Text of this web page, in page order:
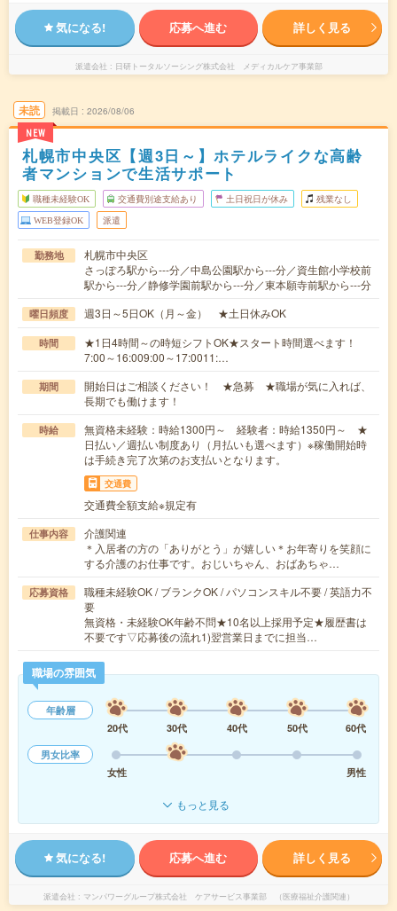
気になる! 応募へ進む 詳しく見る
派遣会社 日研トータルソーシング株式会社 メディカルケア事業部
未読
NEW
掲載日 2026/08/06
札幌市中央区【週3日～】ホテルライクな高齢
者マンションで生活サポート
職種未経験OK 交通費別途支給あり 土日祝日が休み 残業なし
WEB登録OK 派遣
勤務地
札幌市中央区
さっぽろ駅から---分／中島公園駅から---分／資生館小学校前
駅から---分／静修学園前駅から---分／東本願寺前駅から---分
曜日頻度 週3日～5日OK（月～金） ★土日休みOK
時間
★1日4時間～の時短シフトOK★スタート時間選べます！
7:00～16:009:00～17:0011:…
期間
開始日はご相談ください！ ★急募 ★職場が気に入れば、
長期でも働けます！
時給
無資格未経験：時給1300円～ 経験者：時給1350円～ ★
日払い／週払い制度あり（月払いも選べます）※稼働開始時
は手続き完了次第のお支払いとなります。
交通費
交通費全額支給※規定有
仕事内容
介護関連
＊入居者の方の「ありがとう」が嬉しい＊お年寄りを笑顔に
する介護のお仕事です。おじいちゃん、おばあちゃ…
応募資格
職種未経験OK / ブランクOK / パソコンスキル不要 / 英語力不
要
無資格・未経験OK年齢不問★10名以上採用予定★履歴書は
不要です▽応募後の流れ1)翌営業日までに担当…
職場の雰囲気
年齢層
20代
30代 40代 50代
60代
男女比率
女性
男性
もっと見る
気になる! 応募へ進む 詳しく見る
派遣会社 マンパワーグループ株式会社 ケアサービス事業部 （医療福祉介護関連）